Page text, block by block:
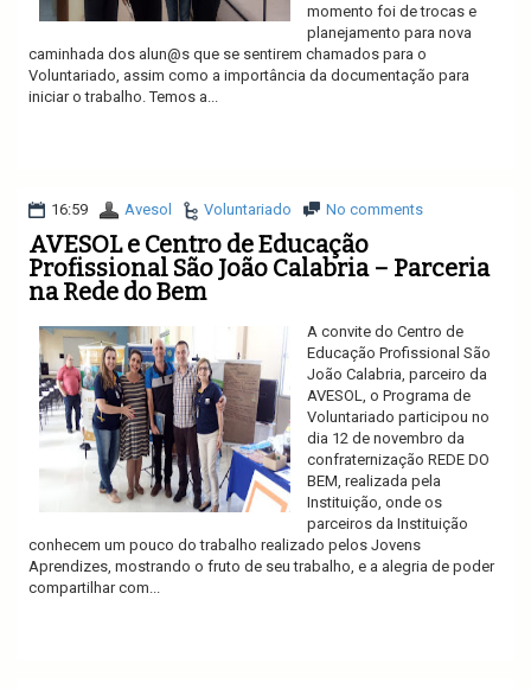
momento foi de trocas e
planejamento para nova
caminhada dos alun@s que se sentirem chamados para o
Voluntariado, assim como a importância da documentação para
iniciar o trabalho. Temos a...
16:59 Avesol Voluntariado No comments
AVESOL e Centro de Educação
Profissional São João Calabria – Parceria
na Rede do Bem
A convite do Centro de
Educação Profissional São
João Calabria, parceiro da
AVESOL, o Programa de
Voluntariado participou no
dia 12 de novembro da
confraternização REDE DO
BEM, realizada pela
Instituição, onde os
parceiros da Instituição
conhecem um pouco do trabalho realizado pelos Jovens
Aprendizes, mostrando o fruto de seu trabalho, e a alegria de poder
compartilhar com...